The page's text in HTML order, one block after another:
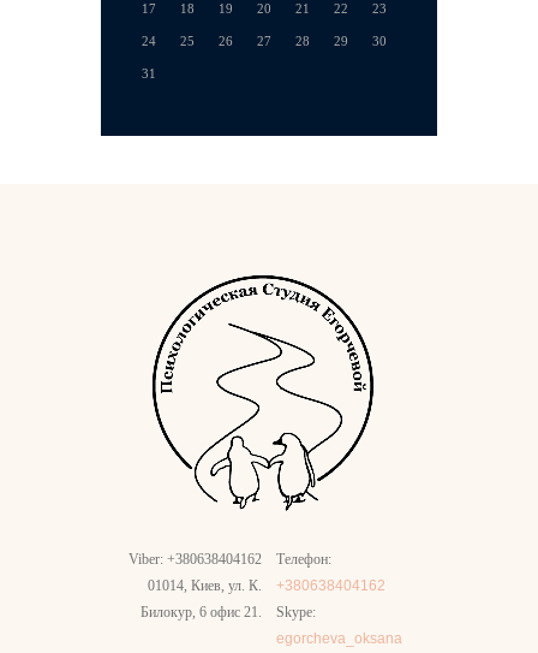
17 18 19 20 21 22 23
24 25 26 27 28 29 30
31
Телефон:
+380638404162
Skype:
egorcheva_oksana
Viber: +380638404162
01014, Киев, ул. К.
Билокур, 6 офис 21.